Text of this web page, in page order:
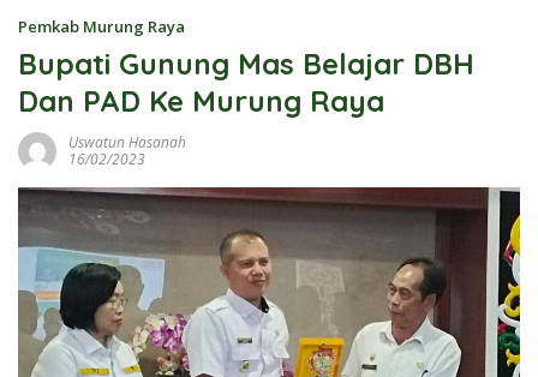
Pemkab Murung Raya
Bupati Gunung Mas Belajar DBH
Dan PAD Ke Murung Raya
Uswatun Hasanah
16/02/2023